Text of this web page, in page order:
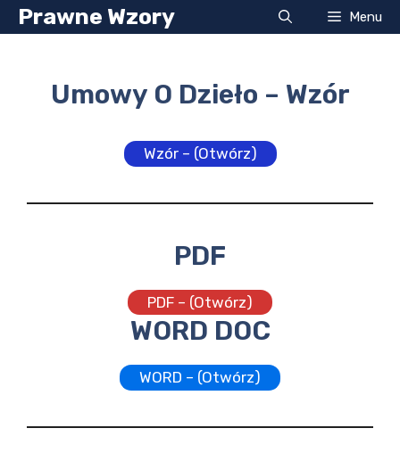
Przejdź
do
Prawne Wzory Menu
Umowy O Dzieło – Wzór
Wzór – (Otwórz)
PDF
PDF – (Otwórz)
WORD DOC
WORD – (Otwórz)